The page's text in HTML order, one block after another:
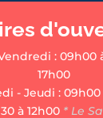
: 09h00
17h00
- Jeudi : 09h00
à 12h00* Le